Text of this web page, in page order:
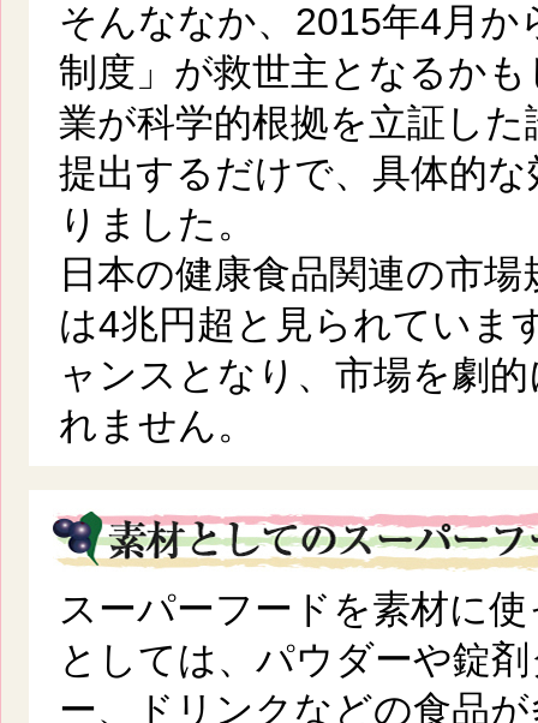
そんななか、2015年4月
制度」が救世主となるか
業が科学的根拠を立証し
提出するだけで、具体的
りました。
日本の健康食品関連の市
は4兆円超と見られていま
ャンスとなり、市場を劇
れません。
スーパーフードを素材に
としては、パウダーや錠
ー、ドリンクなどの食品